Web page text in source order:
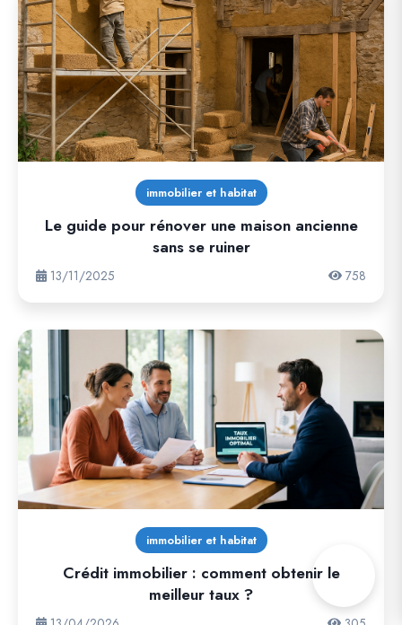
immobilier et habitat
Le guide pour rénover une maison ancienne
sans se ruiner
13/11/2025 758
immobilier et habitat
Crédit immobilier : comment obtenir le
meilleur taux ?